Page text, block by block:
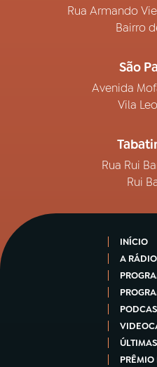
Rua Armando
Bairro
São
Avenida
Vila
Rua Rui
Rui
INÍCIO
A RÁDIO
ÚLTIMAS